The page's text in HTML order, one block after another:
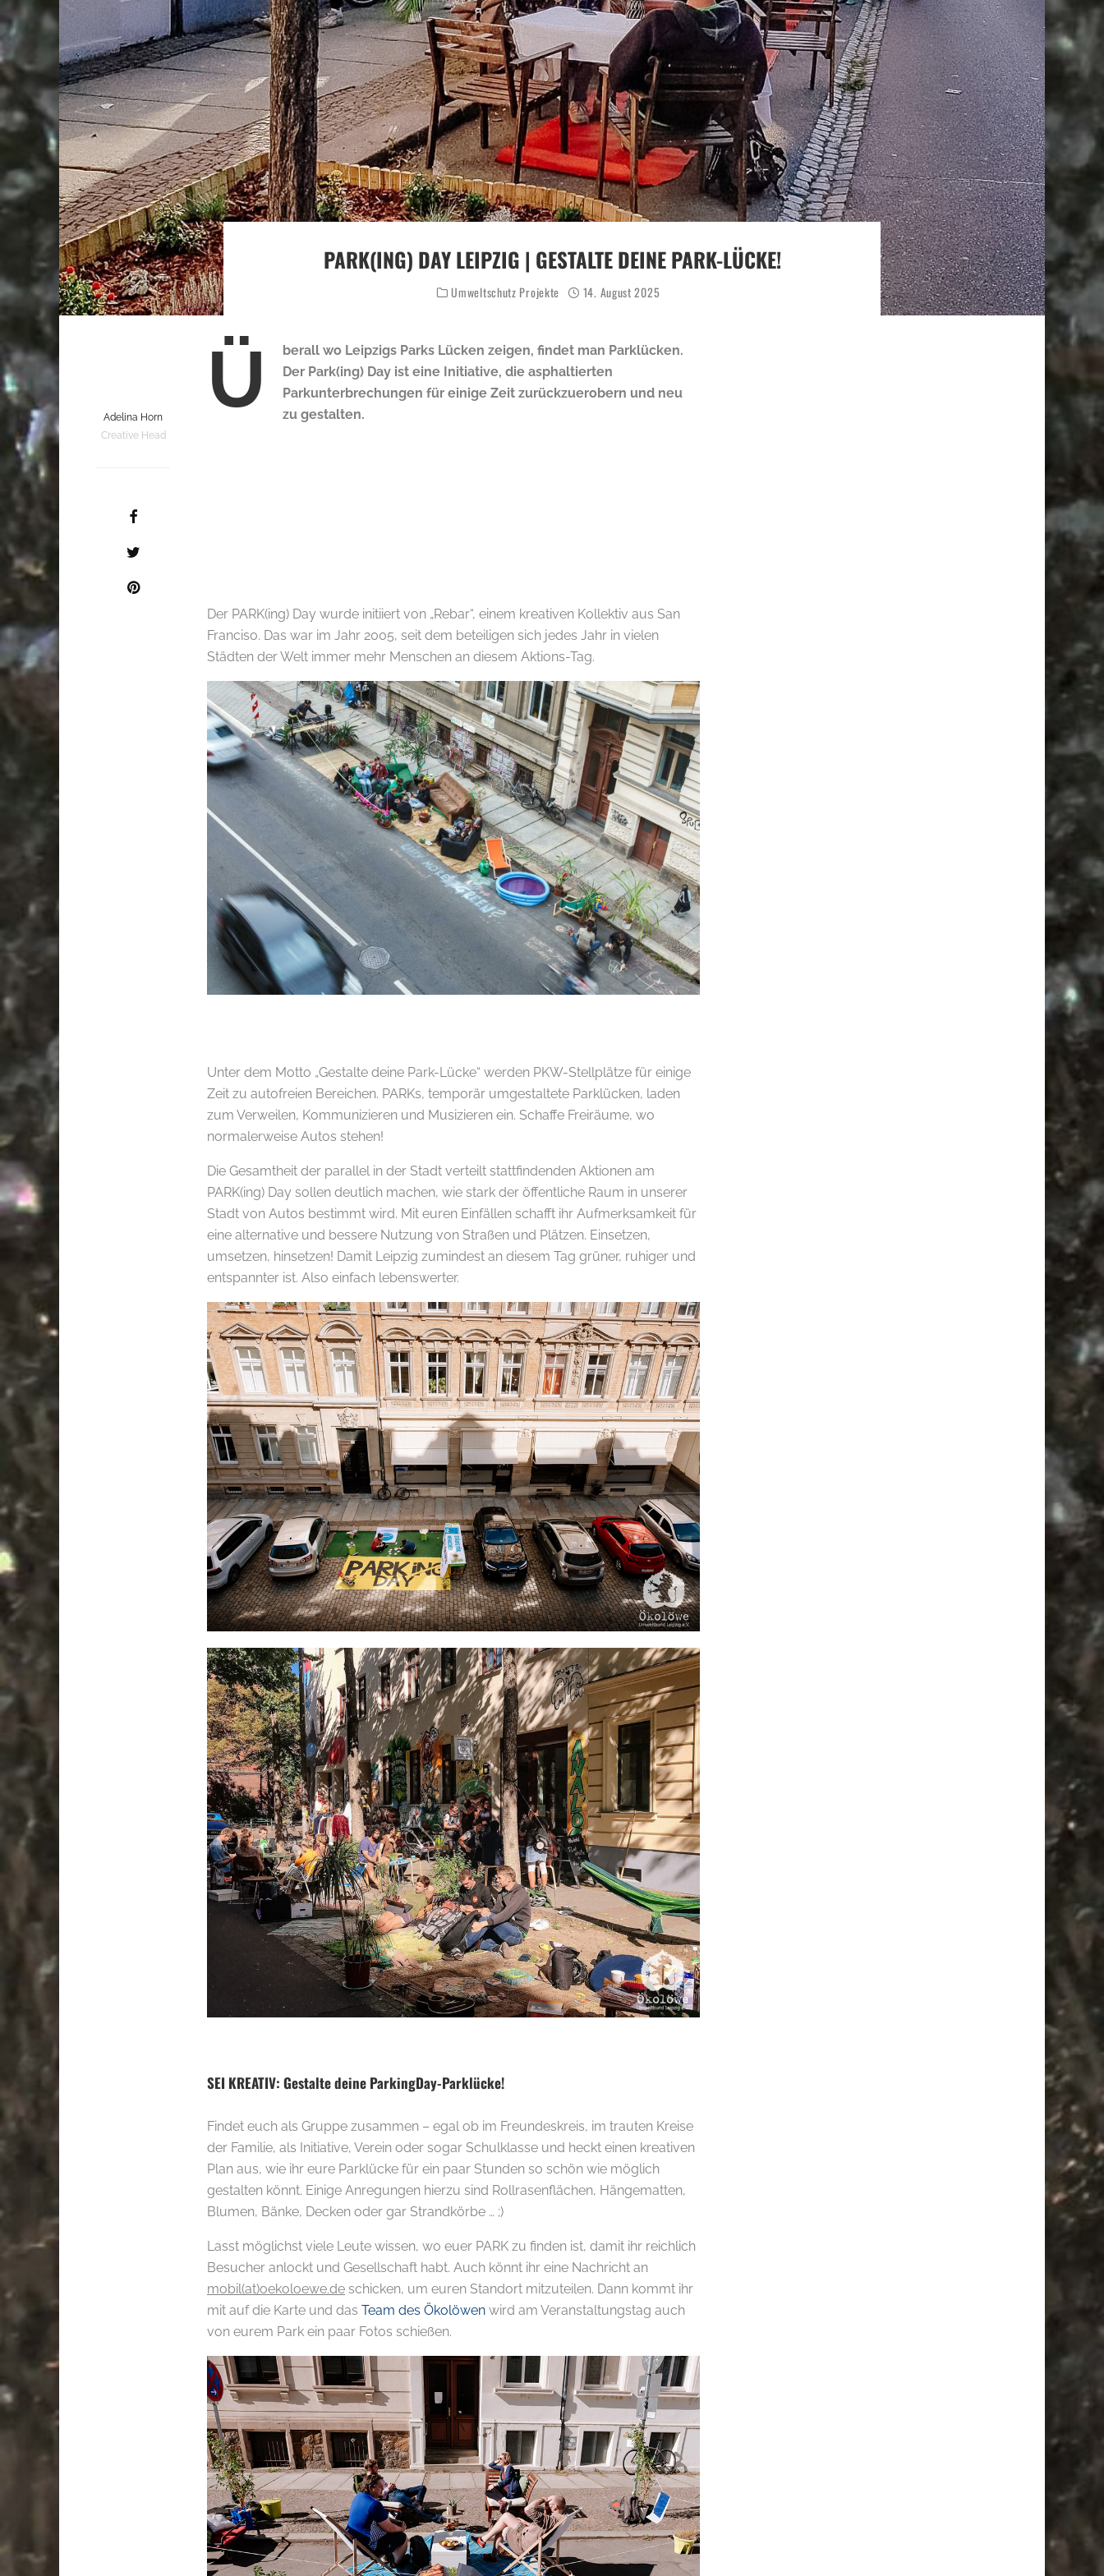
PARK(ING) DAY LEIPZIG | GESTALTE DEINE PARK-LÜCKE!
Umweltschutz Projekte 14. August 2025
Adelina Horn
Creative Head
Ü
berall wo Leipzigs Parks Lücken zeigen, findet man Parklücken.
Der Park(ing) Day ist eine Initiative, die asphaltierten
Parkunterbrechungen für einige Zeit zurückzuerobern und neu
zu gestalten.
Der PARK(ing) Day wurde initiiert von „Rebar“, einem kreativen Kollektiv aus San
Franciso. Das war im Jahr 2005, seit dem beteiligen sich jedes Jahr in vielen
Städten der Welt immer mehr Menschen an diesem Aktions-Tag.
Unter dem Motto „Gestalte deine Park-Lücke“ werden PKW-Stellplätze für einige
Zeit zu autofreien Bereichen. PARKs, temporär umgestaltete Parklücken, laden
zum Verweilen, Kommunizieren und Musizieren ein. Schaffe Freiräume, wo
normalerweise Autos stehen!
Die Gesamtheit der parallel in der Stadt verteilt stattfindenden Aktionen am
PARK(ing) Day sollen deutlich machen, wie stark der öffentliche Raum in unserer
Stadt von Autos bestimmt wird. Mit euren Einfällen schafft ihr Aufmerksamkeit für
eine alternative und bessere Nutzung von Straßen und Plätzen. Einsetzen,
umsetzen, hinsetzen! Damit Leipzig zumindest an diesem Tag grüner, ruhiger und
entspannter ist. Also einfach lebenswerter.
SEI KREATIV: Gestalte deine ParkingDay-Parklücke!
Findet euch als Gruppe zusammen – egal ob im Freundeskreis, im trauten Kreise
der Familie, als Initiative, Verein oder sogar Schulklasse und heckt einen kreativen
Plan aus, wie ihr eure Parklücke für ein paar Stunden so schön wie möglich
gestalten könnt. Einige Anregungen hierzu sind Rollrasenflächen, Hängematten,
Blumen, Bänke, Decken oder gar Strandkörbe … ;)
Lasst möglichst viele Leute wissen, wo euer PARK zu finden ist, damit ihr reichlich
Besucher anlockt und Gesellschaft habt. Auch könnt ihr eine Nachricht an
mobil(at)oekoloewe.de schicken, um euren Standort mitzuteilen. Dann kommt ihr
mit auf die Karte und das Team des Ökolöwen wird am Veranstaltungstag auch
von eurem Park ein paar Fotos schießen.